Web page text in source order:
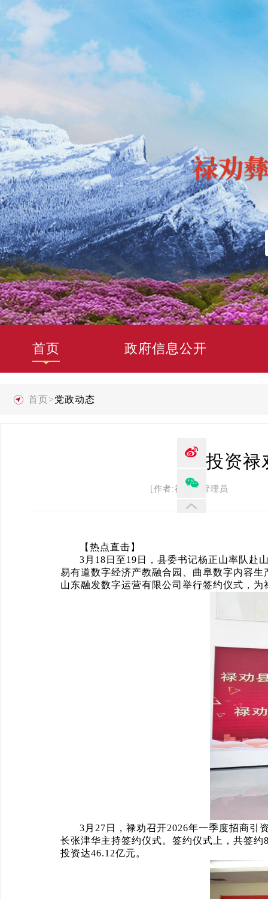
首页 政府信息公开
首页>党政动态
投资禄
[作者:禄劝县管理员 发
【热点直击】
3月18日至19日，县委书记杨正山率队赴
易有道数字经济产教融合园、曲阜数字内容
山东融发数字运营有限公司举行签约仪式，
3月27日，禄劝召开2026年一季度招商引
长张津华主持签约仪式。签约仪式上，共签
投资达46.12亿元。